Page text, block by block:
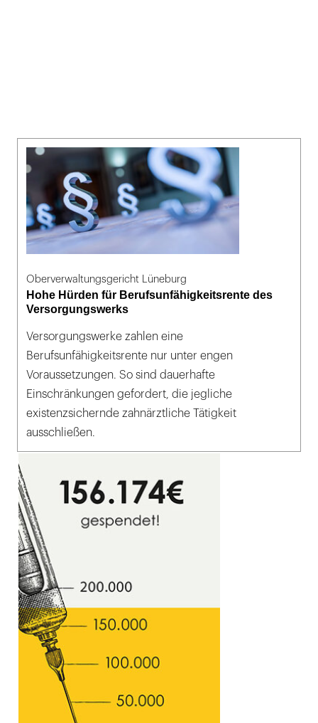
Oberverwaltungsgericht Lüneburg
Hohe Hürden für Berufsunfähigkeitsrente des
Versorgungswerks
Versorgungswerke zahlen eine
Berufsunfähigkeitsrente nur unter engen
Voraussetzungen. So sind dauerhafte
Einschränkungen gefordert, die jegliche
existenzsichernde zahnärztliche Tätigkeit
ausschließen.